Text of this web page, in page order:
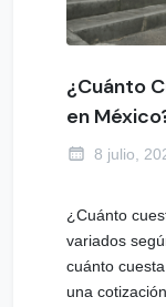
¿Cuánto
en
8 julio,
¿Cuánto
variados
cuánto
una